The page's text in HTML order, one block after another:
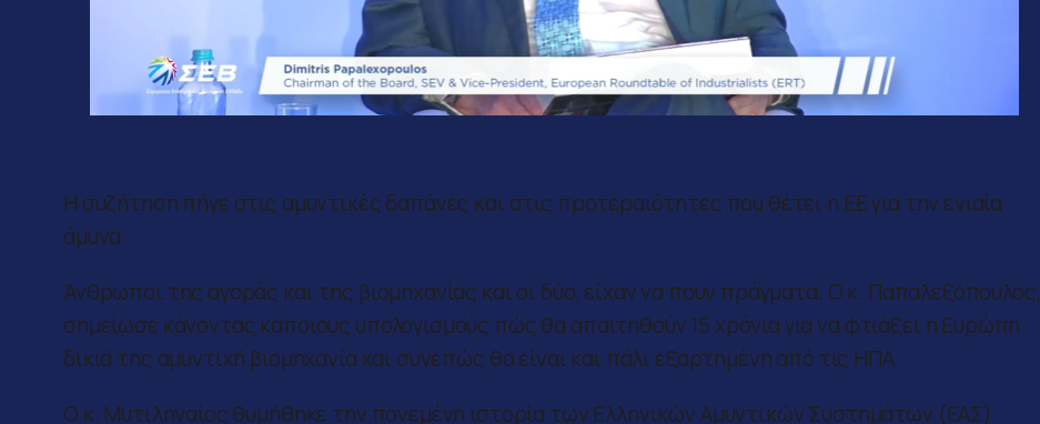
Η συζήτηση πήγε στις αμυντικές δαπάνες και στις προτεραιότητες που θέτει η ΕΕ για την ενιαία
άμυνα.
Άνθρωποι της αγοράς και της βιομηχανίας και οι δύο, είχαν να πουν πράγματα. Ο κ. Παπαλεξόπουλος,
σημείωσε κάνοντας κάποιους υπολογισμούς πώς θα απαιτηθούν 15 χρόνια για να φτιάξει η Ευρώπη
δικιά της αμυντική βιομηχανία και συνεπώς θα είναι και πάλι εξαρτημένη από τις ΗΠΑ.
Ο κ. Μυτιληναίος θυμήθηκε την πονεμένη ιστορία των Ελληνικών Αμυντικών Συστημάτων (ΕΑΣ).